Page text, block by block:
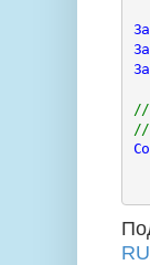
//
//